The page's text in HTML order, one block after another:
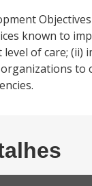
known to
of care; (ii)
to